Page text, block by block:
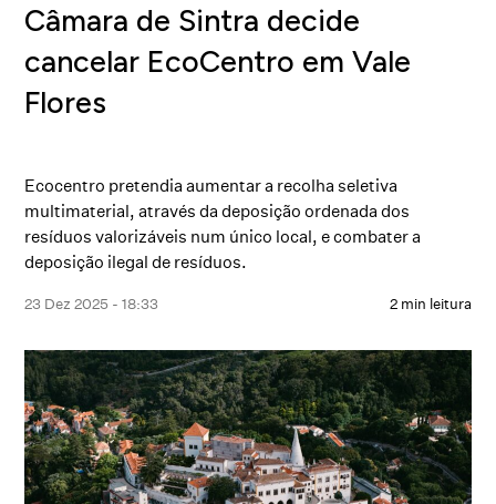
Câmara de Sintra decide
cancelar EcoCentro em Vale
Flores
Ecocentro pretendia aumentar a recolha seletiva
multimaterial, através da deposição ordenada dos
resíduos valorizáveis num único local, e combater a
deposição ilegal de resíduos.
23 Dez 2025 - 18:33 2 min leitura